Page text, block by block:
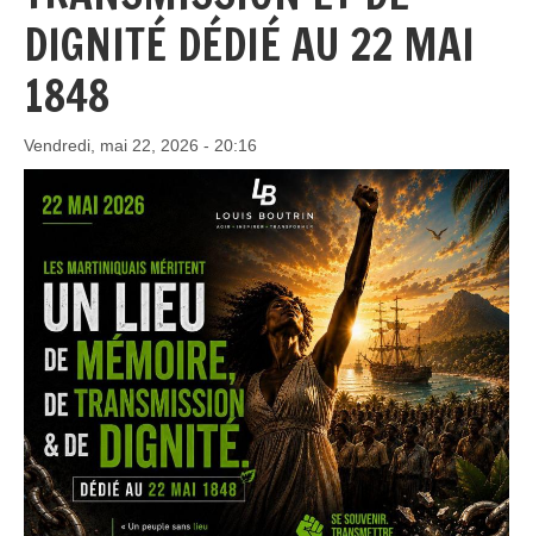
DIGNITÉ DÉDIÉ AU 22 MAI
1848
Vendredi, mai 22, 2026 - 20:16